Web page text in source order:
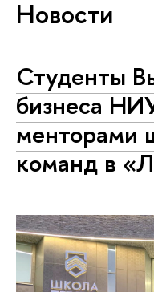
Новости
Студенты
бизнеса
менторами
команд в